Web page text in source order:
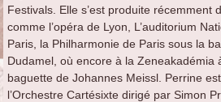
Festivals. Elle s’est produite récemment
comme l’opéra de Lyon, L’auditorium
Paris, la Philharmonie de Paris sous la
Dudamel, où encore à la Zeneakadémia
baguette de Johannes Meissl. Perrine
l’Orchestre Cartésixte dirigé par Simon